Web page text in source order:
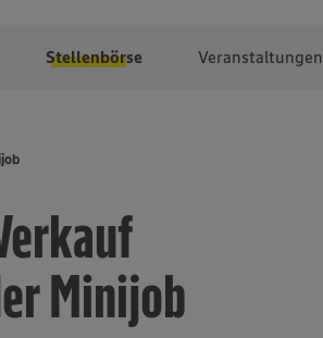
Stellenbörse Veranstaltungen
Selbstständig mit EDEKA
Minijob